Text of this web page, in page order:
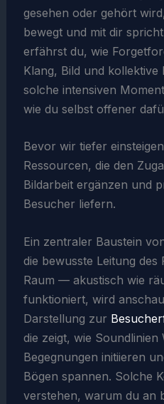
gesehen oder gehört
bewegt und mit dir
erfährst du, wie
Klang, Bild und
solche intensiven
wie du selbst offener
Bevor wir tiefer
Ressourcen, die den
Bildarbeit ergänzen und
Besucher liefern.
Ein zentraler Baustein
die bewusste Leitung
Raum — akustisch wie
funktioniert, wird
Darstellung zur
die zeigt, wie Soundlinien
Begegnungen initiieren
Bögen spannen. Solche
verstehen, warum du an